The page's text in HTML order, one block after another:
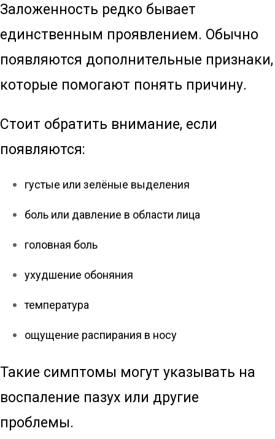
Заложенность редко бывает
единственным проявлением. Обычно
появляются дополнительные признаки,
которые помогают понять причину.
Стоит обратить внимание, если
появляются:
густые или зелёные выделения
боль или давление в области лица
головная боль
ухудшение обоняния
температура
ощущение распирания в носу
Такие симптомы могут указывать на
воспаление пазух или другие
проблемы.